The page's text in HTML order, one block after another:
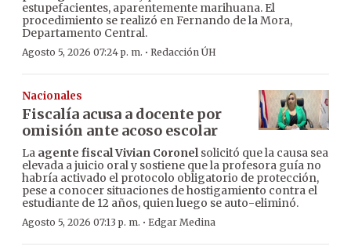
estupefacientes, aparentemente marihuana. El
procedimiento se realizó en Fernando de la Mora,
Departamento Central.
Agosto 5, 2026 07:24 p. m. · Redacción ÚH
Nacionales
Fiscalía acusa a docente por
omisión ante acoso escolar
La agente fiscal Vivian Coronelsolicitó que la causa sea
elevada a juicio oral y sostiene que la profesora guía no
habría activado el protocolo obligatorio de protección,
pese a conocer situaciones de hostigamiento contra el
estudiante de 12 años, quien luego se auto-eliminó.
Agosto 5, 2026 07:13 p. m. · Edgar Medina